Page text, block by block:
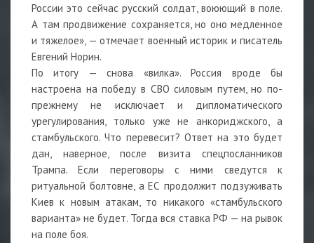
России это сейчас русский солдат, воюющий в поле.
А там продвижение сохраняется, но оно медленное
и тяжелое», — отмечает военный историк и писатель
Евгений Норин.
По итогу — снова «вилка». Россия вроде бы
настроена на победу в СВО силовым путем, но по-
прежнему не исключает и дипломатического
урегулирования, только уже не анкориджского, а
стамбульского. Что перевесит? Ответ на это будет
дан, наверное, после визита спецпосланников
Трампа. Если переговоры с ними сведутся к
ритуальной болтовне, а ЕС продолжит подзуживать
Киев к новым атакам, то никакого «стамбульского
варианта» не будет. Тогда вся ставка РФ — на рывок
на поле боя.